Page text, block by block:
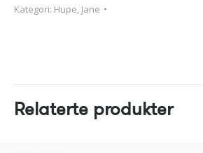
Kategori: Hupe, Jane
Relaterte produkter